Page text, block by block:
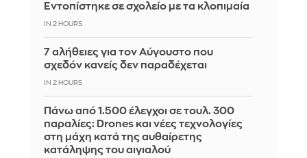
Εντοπίστηκε σε σχολείο με τα κλοπιμαία
IN 2 HOURS
7 αλήθειες για τον Αύγουστο που
σχεδόν κανείς δεν παραδέχεται
IN 2 HOURS
Πάνω από 1.500 έλεγχοι σε τουλ. 300
παραλίες: Drones και νέες τεχνολογίες
στη μάχη κατά της αυθαίρετης
κατάληψης του αιγιαλού